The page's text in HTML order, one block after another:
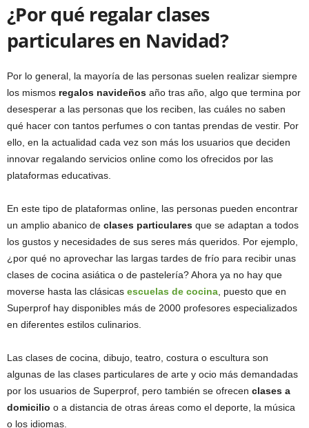
¿Por qué regalar clases
particulares en Navidad?
Por lo general, la mayoría de las personas suelen realizar siempre
los mismos regalos navideños año tras año, algo que termina por
desesperar a las personas que los reciben, las cuáles no saben
qué hacer con tantos perfumes o con tantas prendas de vestir. Por
ello, en la actualidad cada vez son más los usuarios que deciden
innovar regalando servicios online como los ofrecidos por las
plataformas educativas.
En este tipo de plataformas online, las personas pueden encontrar
un amplio abanico de clases particulares que se adaptan a todos
los gustos y necesidades de sus seres más queridos. Por ejemplo,
¿por qué no aprovechar las largas tardes de frío para recibir unas
clases de cocina asiática o de pastelería? Ahora ya no hay que
moverse hasta las clásicas escuelas de cocina , puesto que en
Superprof hay disponibles más de 2000 profesores especializados
en diferentes estilos culinarios.
Las clases de cocina, dibujo, teatro, costura o escultura son
algunas de las clases particulares de arte y ocio más demandadas
por los usuarios de Superprof, pero también se ofrecen clases a
domicilio o a distancia de otras áreas como el deporte, la música
o los idiomas.